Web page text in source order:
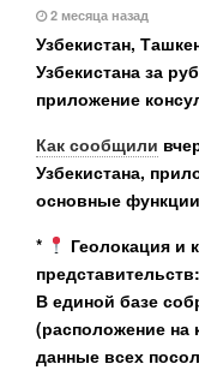
2 месяца назад
Узбекистан,
Узбекистана за
приложение
Как сообщили
Узбекистана,
основные
*
Геолокация и
представительств:
В единой базе
(расположение на
данные всех